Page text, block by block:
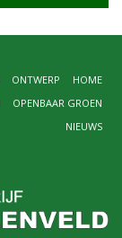
HOME
ONTWERP
OPENBAAR GROEN
NIEUWS